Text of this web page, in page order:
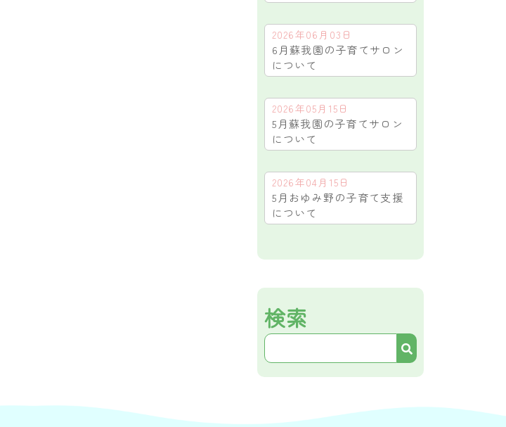
2026年06月03日
6月蘇我園の子育てサロン
について
2026年05月15日
5月蘇我園の子育てサロン
について
2026年04月15日
5月おゆみ野の子育て支援
について
検索